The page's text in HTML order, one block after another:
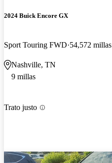
2024 Buick Encore GX
Sport Touring FWD 54,572 millas
Nashville, TN
9 millas
Trato justo